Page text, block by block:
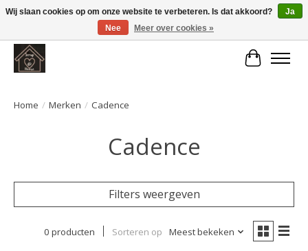
Large selection of products and fast shipping!
Home / Merken / Cadence
Cadence
Filters weergeven
0 producten Sorteren op Meest bekeken
Wij slaan cookies op om onze website te verbeteren. Is dat akkoord?
Ja
Nee
Meer over cookies »